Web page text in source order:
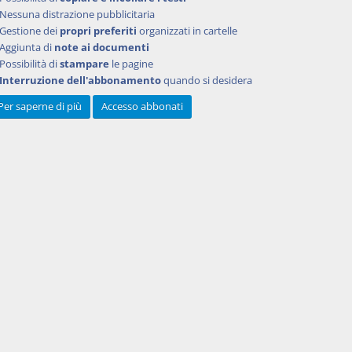
191,
6
135-
marzo
Nessuna distrazione pubblicitaria
Gestione dei propri preferiti organizzati in cartelle
Aggiunta di note ai documenti
Possibilità distampare le pagine
Interruzione dell'abbonamentoquando si desidera
saperne di più
Accesso abbonati